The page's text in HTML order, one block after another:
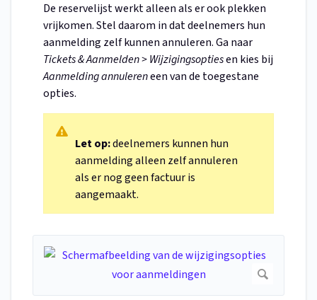
De reservelijst werkt alleen als er ook plekken
vrijkomen. Stel daarom in dat deelnemers hun
aanmelding zelf kunnen annuleren. Ga naar
Tickets & Aanmelden > Wijzigingsoptiesen kies bij
Aanmelding annulereneen van de toegestane
opties.
Let op:deelnemers kunnen hun
aanmelding alleen zelf annuleren
als er nog geen factuur is
aangemaakt.